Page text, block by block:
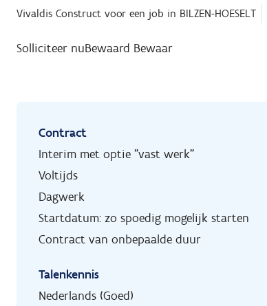
Vivaldis Construct voor een job in BILZEN-HOESELT
Solliciteer nuBewaard Bewaar
Contract
Interim met optie "vast werk"
Voltijds
Dagwerk
Startdatum: zo spoedig mogelijk starten
Contract van onbepaalde duur
Talenkennis
Nederlands (Goed)